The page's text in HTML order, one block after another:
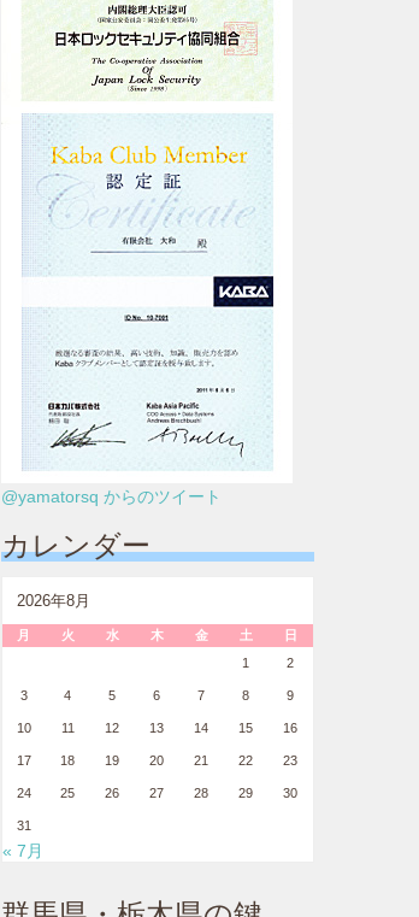
@yamatorsq からのツイート
カレンダー
2026年8月
月 火 水 木 金 土
日
1
2
3 4 5 6 7 8 9
10 11 12 13 14 15 16
17 18 19 20 21 22 23
24 25 26 27 28 29 30
31
« 7月